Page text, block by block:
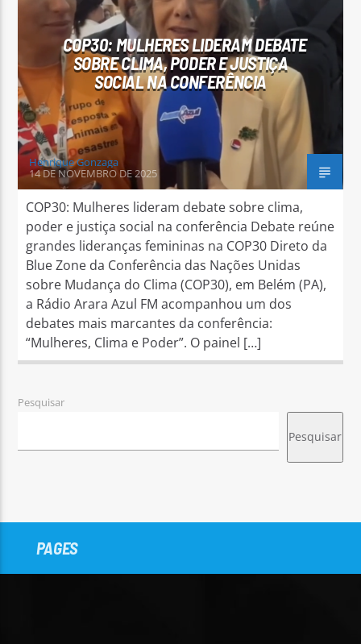
Arara Azul FM
COP30: MULHERES LIDERAM DEBATE
SOBRE CLIMA, PODER E JUSTIÇA
SOCIAL NA CONFERÊNCIA
Henrique Gonzaga
14 DE NOVEMBRO DE 2025
COP30: Mulheres lideram debate sobre clima,
poder e justiça social na conferência Debate reúne
grandes lideranças femininas na COP30 Direto da
Blue Zone da Conferência das Nações Unidas
sobre Mudança do Clima (COP30), em Belém (PA),
a Rádio Arara Azul FM acompanhou um dos
debates mais marcantes da conferência:
“Mulheres, Clima e Poder”. O painel […]
Pesquisar
Pesquisar
PAGES